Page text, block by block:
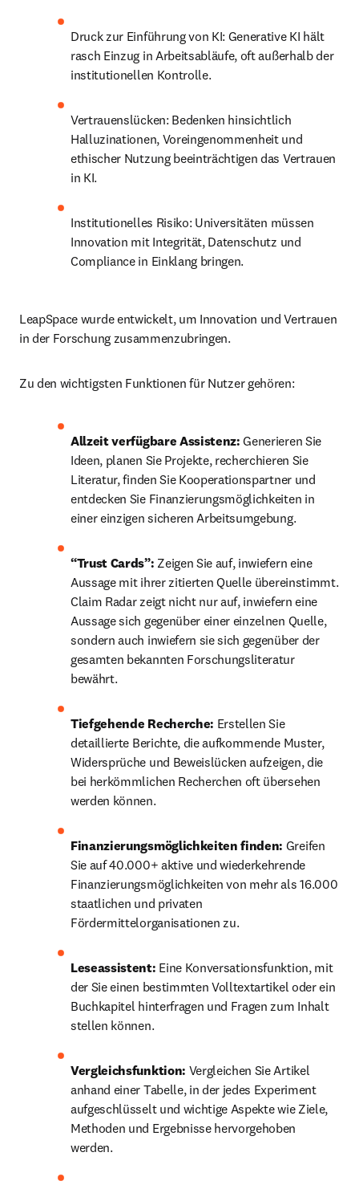
Druck zur Einführung von KI: Generative KI hält
rasch Einzug in Arbeitsabläufe, oft außerhalb der
institutionellen Kontrolle.
Vertrauenslücken: Bedenken hinsichtlich
Halluzinationen, Voreingenommenheit und
ethischer Nutzung beeinträchtigen das Vertrauen
in KI.
Institutionelles Risiko: Universitäten müssen
Innovation mit Integrität, Datenschutz und
Compliance in Einklang bringen.
LeapSpace wurde entwickelt, um Innovation und Vertrauen
in der Forschung zusammenzubringen.
Zu den wichtigsten Funktionen für Nutzer gehören:
Allzeit verfügbare Assistenz: Generieren Sie
Ideen, planen Sie Projekte, recherchieren Sie
Literatur, finden Sie Kooperationspartner und
entdecken Sie Finanzierungsmöglichkeiten in
einer einzigen sicheren Arbeitsumgebung.
“Trust Cards”: Zeigen Sie auf, inwiefern eine
Aussage mit ihrer zitierten Quelle übereinstimmt.
Claim Radar zeigt nicht nur auf, inwiefern eine
Aussage sich gegenüber einer einzelnen Quelle,
sondern auch inwiefern sie sich gegenüber der
gesamten bekannten Forschungsliteratur
bewährt.
Tiefgehende Recherche: Erstellen Sie
detaillierte Berichte, die aufkommende Muster,
Widersprüche und Beweislücken aufzeigen, die
bei herkömmlichen Recherchen oft übersehen
werden können.
Finanzierungsmöglichkeiten finden: Greifen
Sie auf 40.000+ aktive und wiederkehrende
Finanzierungsmöglichkeiten von mehr als 16.000
staatlichen und privaten
Fördermittelorganisationen zu.
Leseassistent: Eine Konversationsfunktion, mit
der Sie einen bestimmten Volltextartikel oder ein
Buchkapitel hinterfragen und Fragen zum Inhalt
stellen können.
Vergleichsfunktion: Vergleichen Sie Artikel
anhand einer Tabelle, in der jedes Experiment
aufgeschlüsselt und wichtige Aspekte wie Ziele,
Methoden und Ergebnisse hervorgehoben
werden.